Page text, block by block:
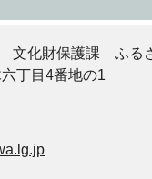
化財保護課 ふる
丁目4番地の1